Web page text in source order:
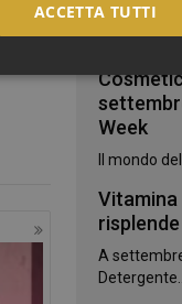
Due novità
farmacia:...
Week
Il mondo
Vitamina
risplende
A
ACCETTA TUTTI
la navigazione sulle pagine
cookie.